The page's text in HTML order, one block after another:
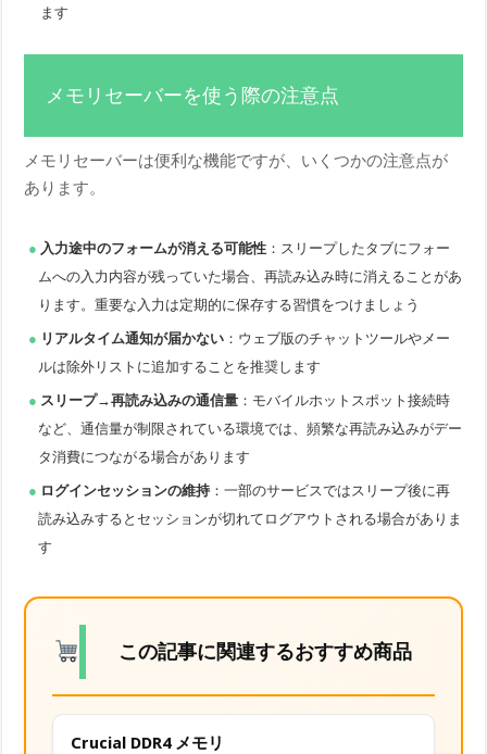
ます
メモリセーバーを使う際の注意点
メモリセーバーは便利な機能ですが、いくつかの注意点が
あります。
入力途中のフォームが消える可能性 ：スリープしたタブにフォー
ムへの入力内容が残っていた場合、再読み込み時に消えることがあ
ります。重要な入力は定期的に保存する習慣をつけましょう
リアルタイム通知が届かない ：ウェブ版のチャットツールやメー
ルは除外リストに追加することを推奨します
スリープ→再読み込みの通信量 ：モバイルホットスポット接続時
など、通信量が制限されている環境では、頻繁な再読み込みがデー
タ消費につながる場合があります
ログインセッションの維持 ：一部のサービスではスリープ後に再
読み込みするとセッションが切れてログアウトされる場合がありま
す
この記事に関連するおすすめ商品
Crucial DDR4 メモリ